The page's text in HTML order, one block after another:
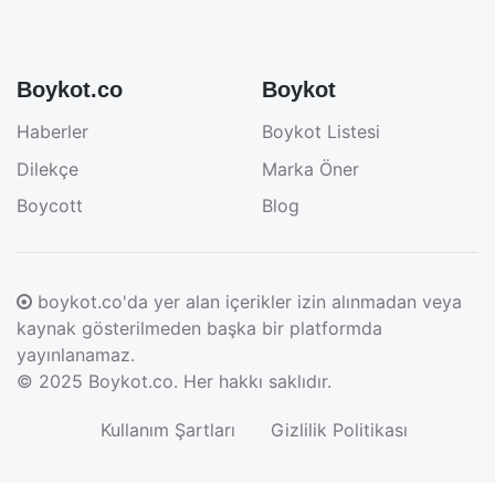
Boykot.co
Haberler
Dilekçe
Boycott
Boykot
Boykot Listesi
Marka Öner
Blog
boykot.co'da yer alan içerikler izin alınmadan veya
kaynak gösterilmeden başka bir platformda
yayınlanamaz.
© 2025 Boykot.co. Her hakkı saklıdır.
Kullanım Şartları Gizlilik Politikası